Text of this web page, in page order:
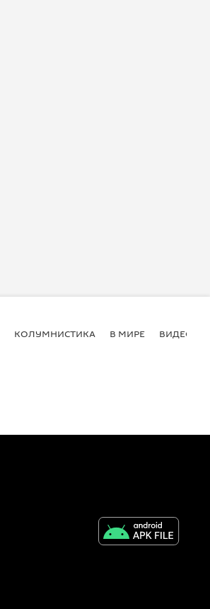
КОЛУМНИСТИКА В МИРЕ ВИДЕО